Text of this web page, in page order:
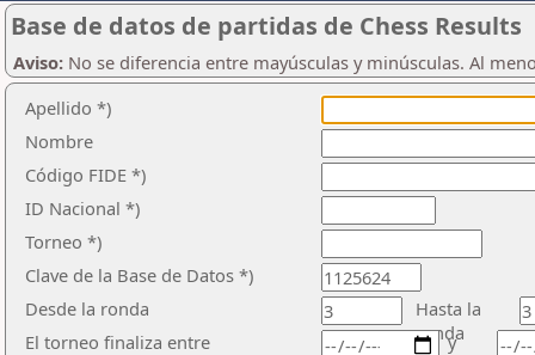
Base de datos de partidas de Chess Results
Aviso: No se diferencia entre mayúsculas y minúsculas. Al
Apellido *)
Nombre
Código FIDE *)
ID Nacional *)
Torneo *)
Clave de la Base de Datos *)
Desde la ronda
Hasta la
ronda
El torneo finaliza entre
y